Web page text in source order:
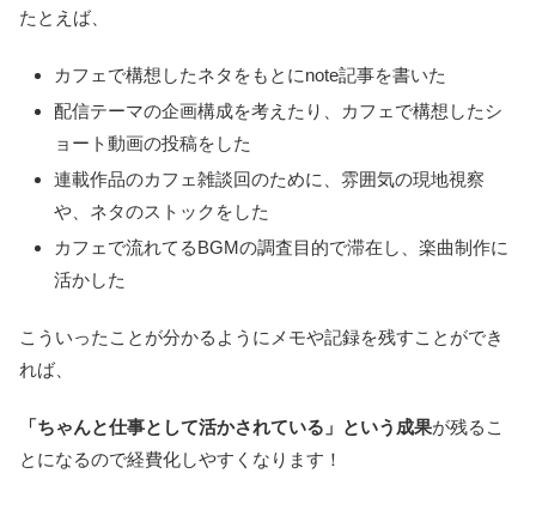
たとえば、
カフェで構想したネタをもとにnote記事を書いた
配信テーマの企画構成を考えたり、カフェで構想したシ
ョート動画の投稿をした
連載作品のカフェ雑談回のために、雰囲気の現地視察
や、ネタのストックをした
カフェで流れてるBGMの調査目的で滞在し、楽曲制作に
活かした
こういったことが分かるようにメモや記録を残すことができ
れば、
「ちゃんと仕事として活かされている」という成果が残るこ
とになるので経費化しやすくなります！